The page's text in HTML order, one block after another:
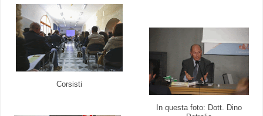
Corsisti
In questa foto: Dott. Dino